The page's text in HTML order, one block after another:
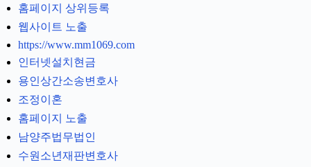
홈페이지 상위등록
웹사이트 노출
https://www.mm1069.com
인터넷설치현금
용인상간소송변호사
조정이혼
홈페이지 노출
남양주법무법인
수원소년재판변호사